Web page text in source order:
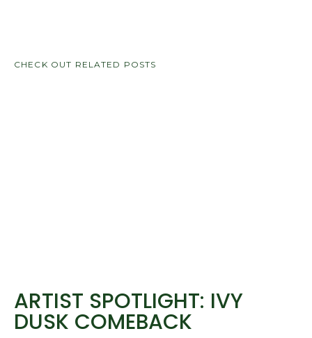
CHECK OUT RELATED POSTS
ARTIST SPOTLIGHT: IVY
DUSK COMEBACK